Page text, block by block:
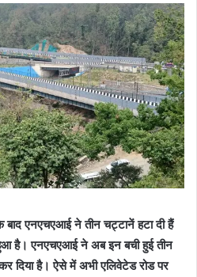
एनएचएआई ने तीन चट्टानें हटा दी हैं
है। एनएचएआई ने अब इन बची हुई तीन
दिया है। ऐसे में अभी एलिवेटेड रोड पर